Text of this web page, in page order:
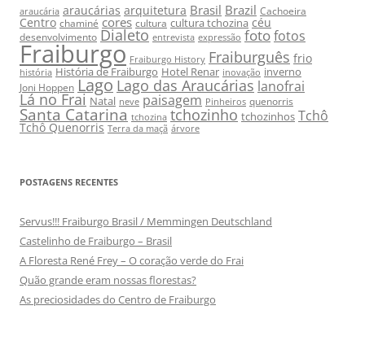
araucária araucárias arquitetura Brasil Brazil Cachoeira
Centro chaminé cores cultura cultura tchozina céu
desenvolvimento Dialeto entrevista expressão fotofotos
Fraiburgo Fraiburgo History Fraiburguês frio
história História de Fraiburgo Hotel Renar inovação inverno
Joni Hoppen Lago Lago das Araucárias lanofrai
Lá no Frai Natal neve paisagem Pinheiros quenorris
Santa Catarina tchozina tchozinho tchozinhos Tchô
Tchô Quenorris Terra da maçã árvore
POSTAGENS RECENTES
Servus!!! Fraiburgo Brasil / Memmingen Deutschland
Castelinho de Fraiburgo – Brasil
A Floresta René Frey – O coração verde do Frai
Quão grande eram nossas florestas?
As preciosidades do Centro de Fraiburgo